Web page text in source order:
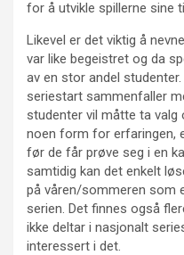
for å utvikle spillerne sine
Likevel er det viktig å
var like begeistret og da
av en stor andel
seriestart sammenfaller
studenter vil måtte ta valg
noen form for erfaringen,
før de får prøve seg i en
samtidig kan det enkelt
på våren/sommeren som
serien. Det finnes også
ikke deltar i nasjonalt
interessert i det.